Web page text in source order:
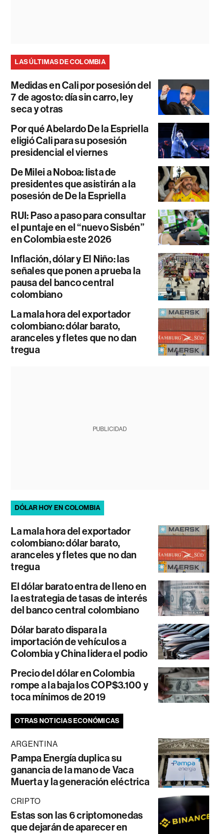
LAS ÚLTIMAS DE COLOMBIA
Medidas en Cali por posesión del
7 de agosto: día sin carro, ley
seca y otras
Por qué Abelardo De la Espriella
eligió Cali para su posesión
presidencial el viernes
De Milei a Noboa: lista de
presidentes que asistirán a la
posesión de De la Espriella
RUI: Paso a paso para consultar
el puntaje en el “nuevo Sisbén”
en Colombia este 2026
Inflación, dólar y El Niño: las
señales que ponen a prueba la
pausa del banco central
colombiano
La mala hora del exportador
colombiano: dólar barato,
aranceles y fletes que no dan
tregua
PUBLICIDAD
DÓLAR HOY EN COLOMBIA
La mala hora del exportador
colombiano: dólar barato,
aranceles y fletes que no dan
tregua
El dólar barato entra de lleno en
la estrategia de tasas de interés
del banco central colombiano
Dólar barato dispara la
importación de vehículos a
Colombia y China lidera el podio
Precio del dólar en Colombia
rompe a la baja los COP$3.100 y
toca mínimos de 2019
OTRAS NOTICIAS ECONÓMICAS
ARGENTINA
Pampa Energía duplica su
ganancia de la mano de Vaca
Muerta y la generación eléctrica
CRIPTO
Estas son las 6 criptomonedas
que dejarán de aparecer en